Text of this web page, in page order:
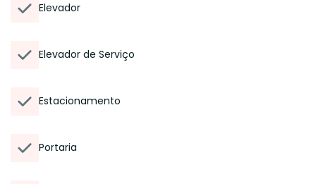
Elevador
Elevador de Serviço
Estacionamento
Portaria